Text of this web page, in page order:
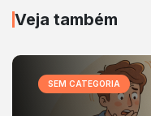
Veja também
SEM CATEGORIA